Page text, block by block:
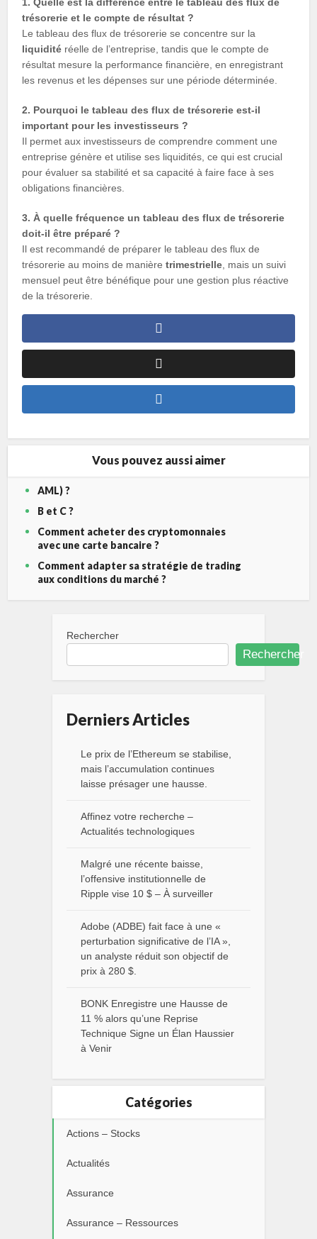
trésorerie et le compte de résultat ?
Le tableau des flux de trésorerie se concentre sur la
liquidité réelle de l’entreprise, tandis que le compte de
résultat mesure la performance financière, en enregistrant
les revenus et les dépenses sur une période déterminée.
2. Pourquoi le tableau des flux de trésorerie est-il
important pour les investisseurs ?
Il permet aux investisseurs de comprendre comment une
entreprise génère et utilise ses liquidités, ce qui est crucial
pour évaluer sa stabilité et sa capacité à faire face à ses
obligations financières.
3. À quelle fréquence un tableau des flux de trésorerie
doit-il être préparé ?
Il est recommandé de préparer le tableau des flux de
trésorerie au moins de manièretrimestrielle , mais un suivi
mensuel peut être bénéfique pour une gestion plus réactive
de la trésorerie.
Vous pouvez aussi aimer
AML) ?
B et C ?
Comment acheter des cryptomonnaies
avec une carte bancaire ?
Comment adapter sa stratégie de trading
aux conditions du marché ?
Rechercher
Rechercher
Derniers Articles
Le prix de l’Ethereum se stabilise,
mais l’accumulation continues
laisse présager une hausse.
Affinez votre recherche –
Actualités technologiques
Malgré une récente baisse,
l’offensive institutionnelle de
Ripple vise 10 $ – À surveiller
Adobe (ADBE) fait face à une «
perturbation significative de l’IA »,
un analyste réduit son objectif de
prix à 280 $.
BONK Enregistre une Hausse de
11 % alors qu’une Reprise
Technique Signe un Élan Haussier
à Venir
Catégories
Actions – Stocks
Actualités
Assurance
Assurance – Ressources